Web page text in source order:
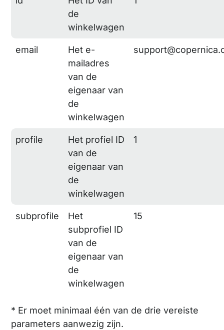
de
winkelwagen
email
Het e-
mailadres
van de
eigenaar van
de
winkelwagen
profile
Het profiel ID
van de
eigenaar van
de
winkelwagen
1
subprofile
Het
subprofiel ID
van de
eigenaar van
de
winkelwagen
15
* Er moet minimaal één van de drie vereiste
parameters aanwezig zijn.